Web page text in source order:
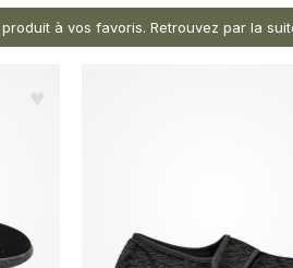
à vos favoris. Retrouvez par la
♥︎